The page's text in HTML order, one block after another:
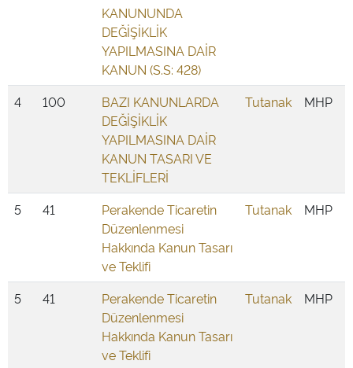
KANUNUNDA
DEĞİŞİKLİK
YAPILMASINA DAİR
KANUN (S.S: 428)
4
100
BAZI KANUNLARDA
DEĞİŞİKLİK
YAPILMASINA DAİR
KANUN TASARI VE
TEKLİFLERİ
Tutanak MHP
5 41
Perakende Ticaretin
Düzenlenmesi
Hakkında Kanun Tasarı
ve Teklifi
Tutanak MHP
5 41
Perakende Ticaretin
Düzenlenmesi
Hakkında Kanun Tasarı
ve Teklifi
Tutanak MHP